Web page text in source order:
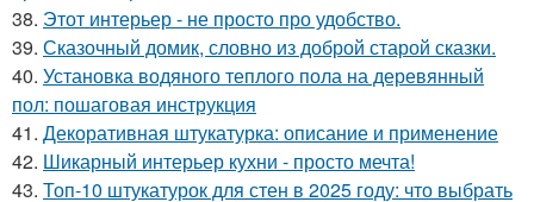
38. Этот интерьер - не просто про удобство.
39. Сказочный домик, словно из доброй старой сказки.
40. Установка водяного теплого пола на деревянный
пол: пошаговая инструкция
41. Декоративная штукатурка: описание и применение
42. Шикарный интерьер кухни - просто мечта!
43. Топ-10 штукатурок для стен в 2025 году: что выбрать